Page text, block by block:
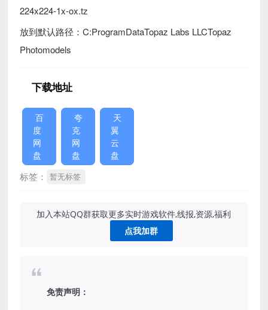
224x224-1x-ox.tz
放到默认路径：C:ProgramDataTopaz Labs LLCTopaz
Photomodels
下载地址
百
度
网
盘
夸
克
网
盘
天
翼
云
盘
标签： 暂无标签
加入本站QQ群获取更多实时游戏软件,线报,资源,福利
点我加群
免责声明：